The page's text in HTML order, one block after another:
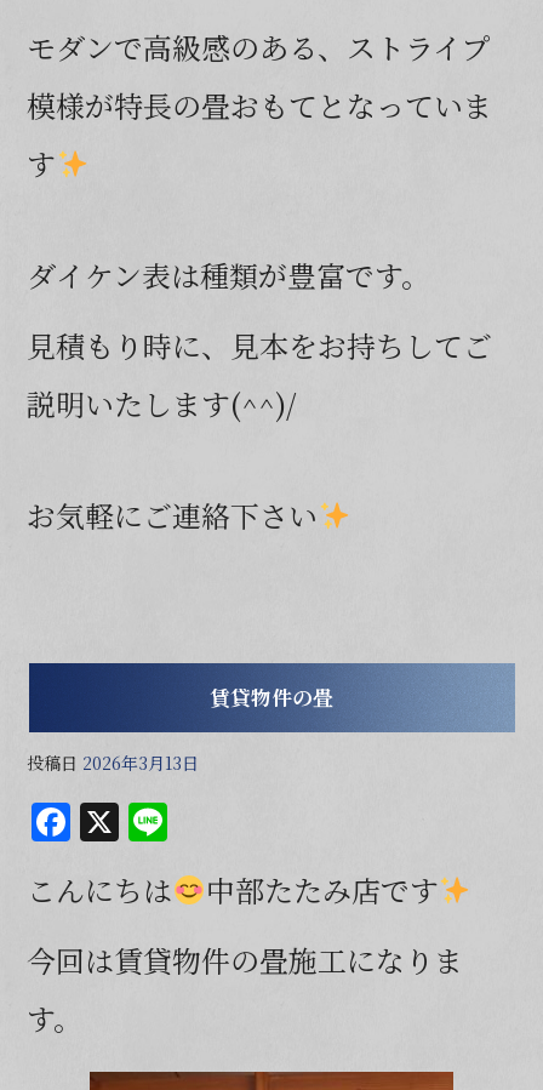
モダンで高級感のある、ストライプ
模様が特長の畳おもてとなっていま
す
ダイケン表は種類が豊富です。
見積もり時に、見本をお持ちしてご
説明いたします(^^)/
お気軽にご連絡下さい
賃貸物件の畳
投稿日 2026年3月13日
F
a
c
e
b
X
n
e
こんにちは
中部たたみ店です
今回は賃貸物件の畳施工になりま
す。